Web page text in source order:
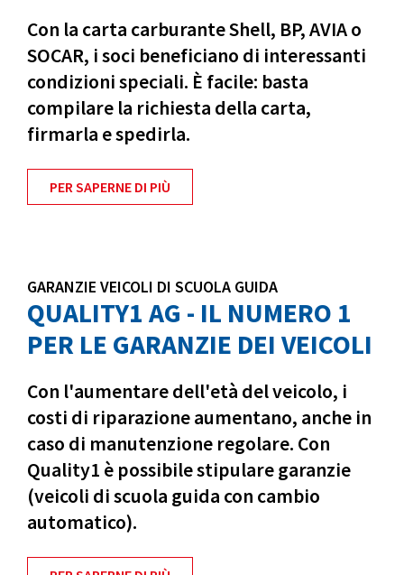
Con la carta carburante Shell, BP, AVIA o
SOCAR, i soci beneficiano di interessanti
condizioni speciali. È facile: basta
compilare la richiesta della carta,
firmarla e spedirla.
PER SAPERNE DI PIÙ
GARANZIE VEICOLI DI SCUOLA GUIDA
QUALITY1 AG - IL NUMERO 1
PER LE GARANZIE DEI VEICOLI
Con l'aumentare dell'età del veicolo, i
costi di riparazione aumentano, anche in
caso di manutenzione regolare. Con
Quality1 è possibile stipulare garanzie
(veicoli di scuola guida con cambio
automatico).